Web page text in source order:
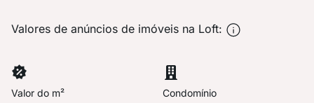
Valores de anúncios de imóveis na Loft:
Valor do m²
Condomínio